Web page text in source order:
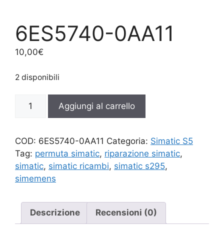
6ES5740-0AA11
10,00€
2 disponibili
0AA11
Aggiungi al carrello
COD: 6ES5740-0AA11 Categoria: Simatic S5
Tag: permuta simatic, riparazione simatic,
simatic, simatic ricambi, simatic s295,
simemens
Descrizione Recensioni (0)